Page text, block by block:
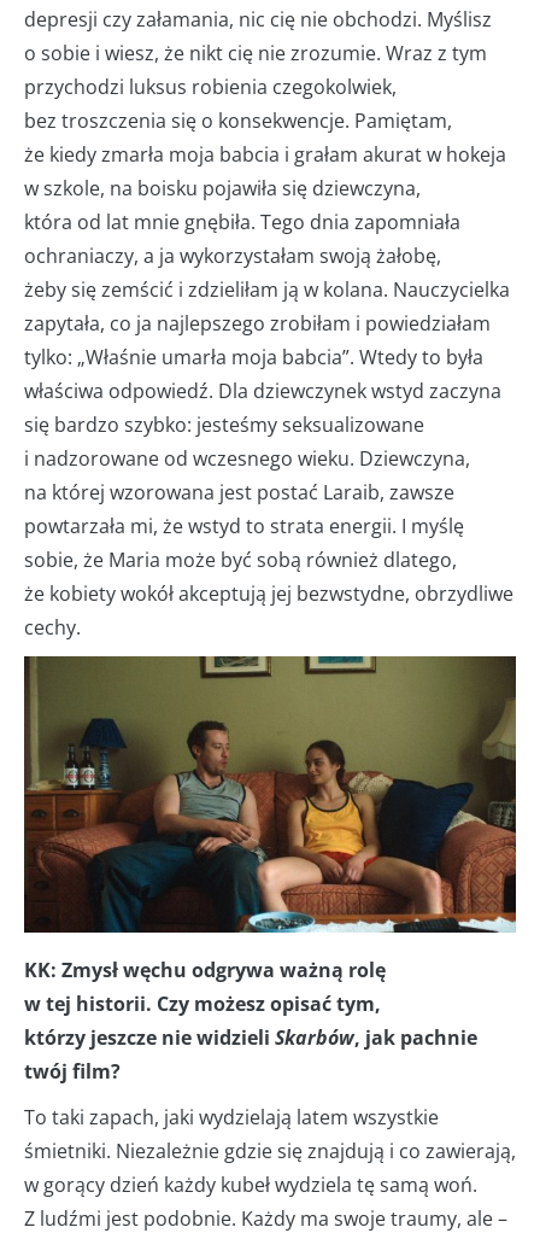
depresji czy załamania, nic cię nie obchodzi. Myślisz
o sobie i wiesz, że nikt cię nie zrozumie. Wraz z tym
przychodzi luksus robienia czegokolwiek,
bez troszczenia się o konsekwencje. Pamiętam,
że kiedy zmarła moja babcia i grałam akurat w hokeja
w szkole, na boisku pojawiła się dziewczyna,
która od lat mnie gnębiła. Tego dnia zapomniała
ochraniaczy, a ja wykorzystałam swoją żałobę,
żeby się zemścić i zdzieliłam ją w kolana. Nauczycielka
zapytała, co ja najlepszego zrobiłam i powiedziałam
tylko: „Właśnie umarła moja babcia”. Wtedy to była
właściwa odpowiedź. Dla dziewczynek wstyd zaczyna
się bardzo szybko: jesteśmy seksualizowane
i nadzorowane od wczesnego wieku. Dziewczyna,
na której wzorowana jest postać Laraib, zawsze
powtarzała mi, że wstyd to strata energii. I myślę
sobie, że Maria może być sobą również dlatego,
że kobiety wokół akceptują jej bezwstydne, obrzydliwe
cechy.
KK: Zmysł węchu odgrywa ważną rolę
w tej historii. Czy możesz opisać tym,
którzy jeszcze nie widzieli Skarbów, jak pachnie
twój film?
To taki zapach, jaki wydzielają latem wszystkie
śmietniki. Niezależnie gdzie się znajdują i co zawierają,
w gorący dzień każdy kubeł wydziela tę samą woń.
Z ludźmi jest podobnie. Każdy ma swoje traumy, ale –